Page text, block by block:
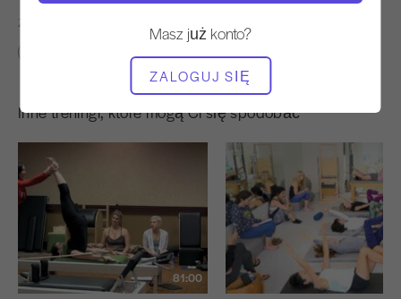
Masz już konto?
ZALOGUJ SIĘ
ZNAJDŹ PODOBNE KLASY DLA
Inne treningi, które mogą Ci się spodobać
81:00